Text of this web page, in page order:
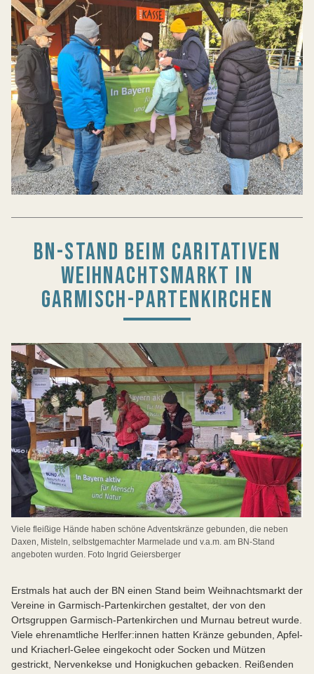
BN-STAND BEIM CARITATIVEN
WEIHNACHTSMARKT IN
GARMISCH-PARTENKIRCHEN
Viele fleißige Hände haben schöne Adventskränze gebunden, die neben
Daxen, Misteln, selbstgemachter Marmelade und v.a.m. am BN-Stand
angeboten wurden. Foto Ingrid Geiersberger
Erstmals hat auch der BN einen Stand beim Weihnachtsmarkt der
Vereine in Garmisch-Partenkirchen gestaltet, der von den
Ortsgruppen Garmisch-Partenkirchen und Murnau betreut wurde.
Viele ehrenamtliche Herlfer:innen hatten Kränze gebunden, Apfel-
und Kriacherl-Gelee eingekocht oder Socken und Mützen
gestrickt, Nervenkekse und Honigkuchen gebacken. Reißenden